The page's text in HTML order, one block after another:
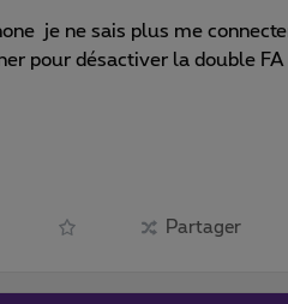
je ne sais plus me
pour désactiver la double
Partager